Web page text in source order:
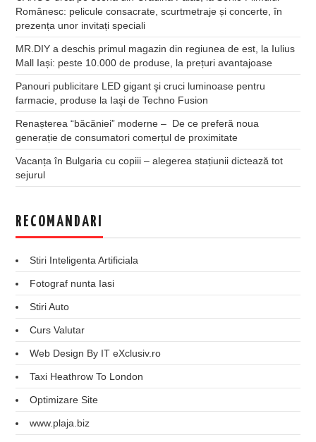
Românesc: pelicule consacrate, scurtmetraje și concerte, în
prezența unor invitați speciali
MR.DIY a deschis primul magazin din regiunea de est, la Iulius
Mall Iași: peste 10.000 de produse, la prețuri avantajoase
Panouri publicitare LED gigant şi cruci luminoase pentru
farmacie, produse la Iaşi de Techno Fusion
Renașterea “băcăniei” moderne – De ce preferă noua
generație de consumatori comerțul de proximitate
Vacanța în Bulgaria cu copiii – alegerea stațiunii dictează tot
sejurul
RECOMANDARI
Stiri Inteligenta Artificiala
Fotograf nunta Iasi
Stiri Auto
Curs Valutar
Web Design By IT eXclusiv.ro
Taxi Heathrow To London
Optimizare Site
www.plaja.biz